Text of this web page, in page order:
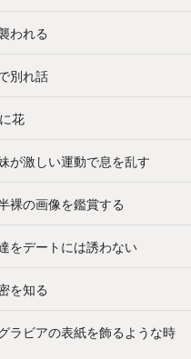
われる
別れ話
花
激しい運動で息を乱す
の画像を鑑賞する
デートには誘わない
を知る
ビアの表紙を飾るような時